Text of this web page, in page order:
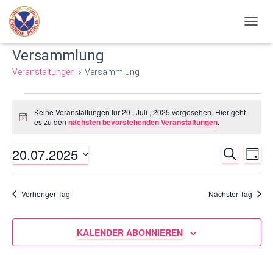
Versammlung
Veranstaltungen Versammlung
Veranstaltungen
20
,
Juli
,
Hinweis
Keine Veranstaltungen für 20 , Juli , 2025 vorgesehen. Hier geht
es zu den nächsten bevorstehenden Veranstaltungen.
Such-
und
SUCHE
TAG
20.07.2025
Vorheriger Tag Nächster Tag
KALENDER ABONNIEREN